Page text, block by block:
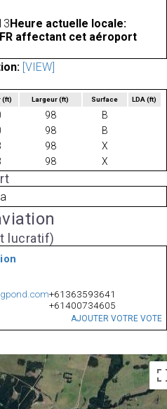
Heure actuelle locale:
affectant cet aéroport
[VIEW]
(ft) Largeur(ft) Surface LDA(ft)
98
B
98
B
98
X
98 X
lucratif)
+61363593641
+61400734605
AJOUTER VOTRE VOTE